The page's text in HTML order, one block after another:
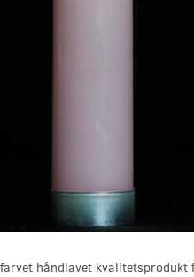
håndlavet kvalitetsprodukt